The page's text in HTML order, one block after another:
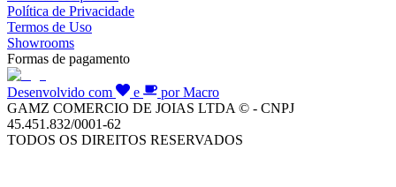
Política de Privacidade
Termos de Uso
Showrooms
Formas de pagamento
Desenvolvido com e
por Macro
GAMZ COMERCIO DE JOIAS LTDA © - CNPJ
45.451.832/0001-62
TODOS OS DIREITOS RESERVADOS